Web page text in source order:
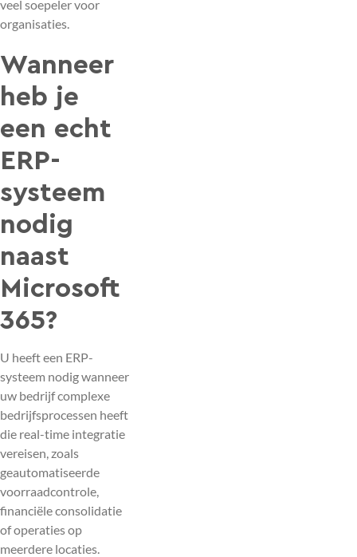
veel soepeler voor
organisaties.
Wanneer
heb je
een echt
ERP-
systeem
nodig
naast
Microsoft
365?
U heeft een ERP-
systeem nodig wanneer
uw bedrijf complexe
bedrijfsprocessen heeft
die real-time integratie
vereisen, zoals
geautomatiseerde
voorraadcontrole,
financiële consolidatie
of operaties op
meerdere locaties.